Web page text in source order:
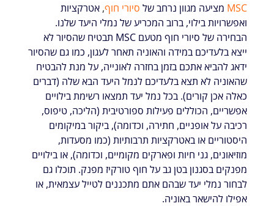
MSC מציעה מגוון נרחב של סיורי חוף,אטרקציות
ואפשרויות בילוי, ברוב המכריע של נמלי היעד שלנו.
הבחירה של סיורי חוף מטעם MSC תבטיח שהסיור לא
ייצא בלעדיכם במידה והאוניה תאחר לעגון, כמו גם שהסיור
ידאג להביא אתכם בזמן בחזרה לאונייה, על מנת להבטיח
שהאוניה לא תצא בלעדיכם לנמל היעד הבא שלה (דברים
כאלה אכן קורים). בכל נמל יעד תמצאו רשימת בילויים
אפשריים, הכוללים פעילות ספורטיבית (הליכה, טיפוס,
רכיבה על אופניים, חתירה, וכדומה), ביקור במיקומים
היסטוריים או באטרקציות תרבותיות (כמו מסעדות,
מוזיאונים, גני חיות ופארקים מקומיים, וכדומה), או בילויים
מפנקים בסגנון בטן גב על חוף טורקיז מפנק. תוכלו גם
לבחור נמלי יעד שבהם אתם מתכננים לטייל עצמאית, או
אפילו להישאר באוניה.